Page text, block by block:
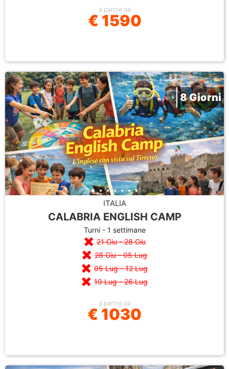
a partire da
€ 1590
8 Giorni
ITALIA
CALABRIA ENGLISH CAMP
Turni - 1 settimane
21 Giu - 28 Giu
28 Giu - 05 Lug
05 Lug - 12 Lug
19 Lug - 26 Lug
a partire da
€ 1030